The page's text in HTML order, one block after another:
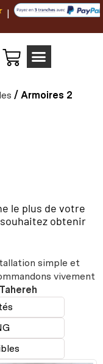
/ Armoires 2
le plus de votre
obtenir
simple et
vivement